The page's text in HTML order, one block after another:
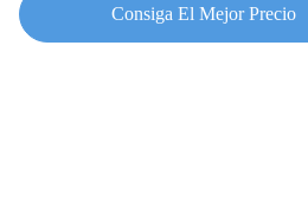
Consiga El Mejor Precio